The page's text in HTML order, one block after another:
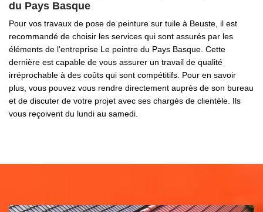
du Pays Basque
Pour vos travaux de pose de peinture sur tuile à Beuste, il est
recommandé de choisir les services qui sont assurés par les
éléments de l’entreprise Le peintre du Pays Basque. Cette
dernière est capable de vous assurer un travail de qualité
irréprochable à des coûts qui sont compétitifs. Pour en savoir
plus, vous pouvez vous rendre directement auprès de son bureau
et de discuter de votre projet avec ses chargés de clientèle. Ils
vous reçoivent du lundi au samedi.